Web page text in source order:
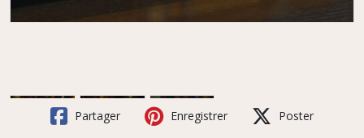
Partager Enregistrer Poster